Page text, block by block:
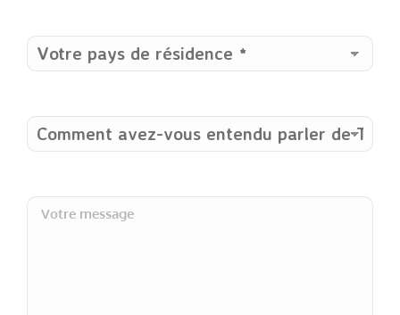
Votre
pays
résidence*
Comment
avez-
entendu
parler
Votre